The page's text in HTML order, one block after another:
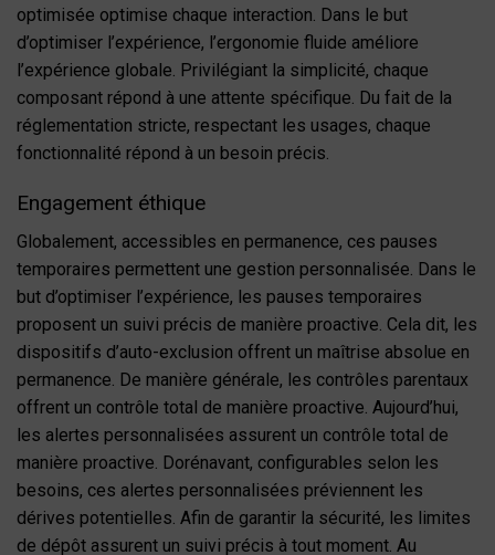
optimisée optimise chaque interaction. Dans le but
d’optimiser l’expérience, l’ergonomie fluide améliore
l’expérience globale. Privilégiant la simplicité, chaque
composant répond à une attente spécifique. Du fait de la
réglementation stricte, respectant les usages, chaque
fonctionnalité répond à un besoin précis.
Engagement éthique
Globalement, accessibles en permanence, ces pauses
temporaires permettent une gestion personnalisée. Dans le
but d’optimiser l’expérience, les pauses temporaires
proposent un suivi précis de manière proactive. Cela dit, les
dispositifs d’auto-exclusion offrent un maîtrise absolue en
permanence. De manière générale, les contrôles parentaux
offrent un contrôle total de manière proactive. Aujourd’hui,
les alertes personnalisées assurent un contrôle total de
manière proactive. Dorénavant, configurables selon les
besoins, ces alertes personnalisées préviennent les
dérives potentielles. Afin de garantir la sécurité, les limites
de dépôt assurent un suivi précis à tout moment. Au